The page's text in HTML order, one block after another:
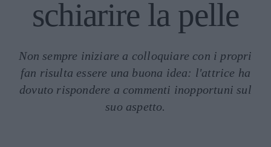
schiarire la pelle
Non sempre iniziare a colloquiare con i propri
fan risulta essere una buona idea: l'attrice ha
dovuto rispondere a commenti inopportuni sul
suo aspetto.